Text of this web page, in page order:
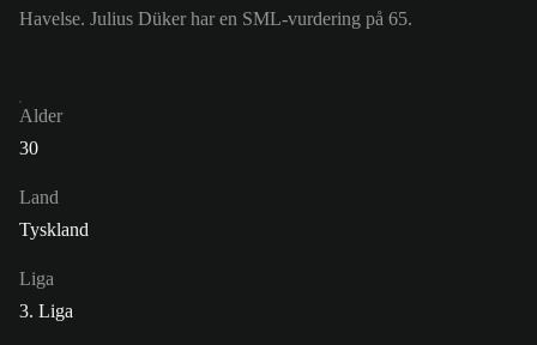
Havelse. Julius Düker har en SML-vurdering på 65.
Alder
30
Land
Tyskland
Liga
3. Liga